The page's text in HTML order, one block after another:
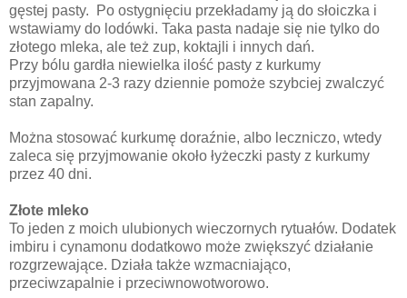
gęstej pasty. Po ostygnięciu przekładamy ją do słoiczka i
wstawiamy do lodówki. Taka pasta nadaje się nie tylko do
złotego mleka, ale też zup, koktajli i innych dań.
Przy bólu gardła niewielka ilość pasty z kurkumy
przyjmowana 2-3 razy dziennie pomoże szybciej zwalczyć
stan zapalny.
Można stosować kurkumę doraźnie, albo leczniczo, wtedy
zaleca się przyjmowanie około łyżeczki pasty z kurkumy
przez 40 dni.
Złote mleko
To jeden z moich ulubionych wieczornych rytuałów. Dodatek
imbiru i cynamonu dodatkowo może zwiększyć działanie
rozgrzewające. Działa także wzmacniająco,
przeciwzapalnie i przeciwnowotworowo.